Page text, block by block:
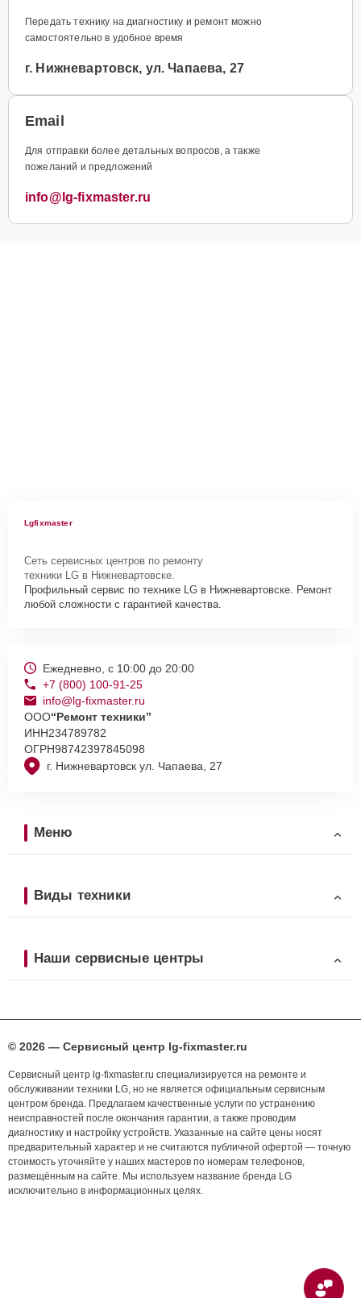
Передать технику на диагностику и ремонт можно
самостоятельно в удобное время
г. Нижневартовск, ул. Чапаева, 27
Email
Для отправки более детальных вопросов, а также
пожеланий и предложений
info@lg-fixmaster.ru
Lgfixmaster
Сеть сервисных центров по ремонту
техники LG в Нижневартовске.
Профильный сервис по технике LG в Нижневартовске. Ремонт
любой сложности с гарантией качества.
г. Нижневартовск ул. Чапаева, 27
Ежедневно, с 10:00 до 20:00
+7 (800) 100-91-25
info@lg-fixmaster.ru
ООО“Ремонт техники”
ИНН234789782
ОГРН98742397845098
Меню
Виды техники
Наши сервисные центры
© 2026 — Сервисный центр lg-fixmaster.ru
Сервисный центр lg-fixmaster.ru специализируется на ремонте и
обслуживании техники LG, но не является официальным сервисным
центром бренда. Предлагаем качественные услуги по устранению
неисправностей после окончания гарантии, а также проводим
диагностику и настройку устройств. Указанные на сайте цены носят
предварительный характер и не считаются публичной офертой — точную
стоимость уточняйте у наших мастеров по номерам телефонов,
размещённым на сайте. Мы используем название бренда LG
исключительно в информационных целях.